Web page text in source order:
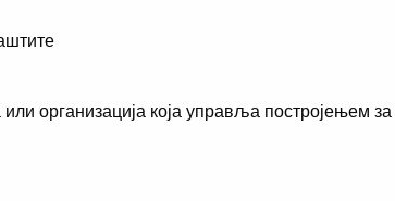
или организација која управља постројењем за